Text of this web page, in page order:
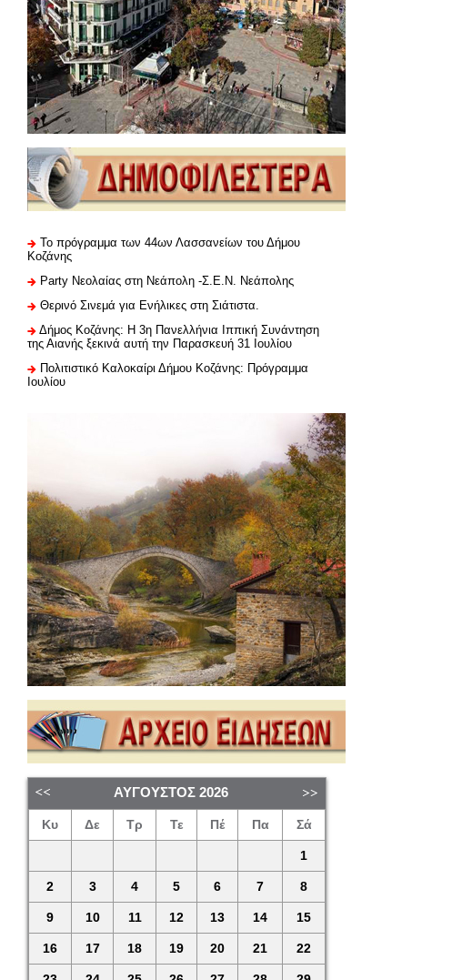
Το πρόγραμμα των 44ων Λασσανείων του Δήμου
Κοζάνης
Party Νεολαίας στη Νεάπολη -Σ.Ε.Ν. Νεάπολης
Θερινό Σινεμά για Ενήλικες στη Σιάτιστα.
Δήμος Κοζάνης: Η 3η Πανελλήνια Ιππική Συνάντηση
της Αιανής ξεκινά αυτή την Παρασκευή 31 Ιουλίου
Πολιτιστικό Καλοκαίρι Δήμου Κοζάνης: Πρόγραμμα
Ιουλίου
ΑΎΓΟΥΣΤΟΣ 2026
Κυ Δε Τρ Τε Πέ Πα Σά
1
2 3 4 5 6 7 8
9 10 11 12 13 14 15
16 17 18 19 20 21 22